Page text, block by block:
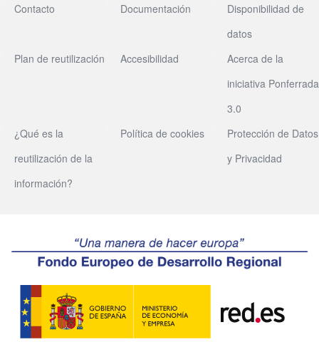
Contacto Documentación
Disponibilidad de
datos
Plan de reutilización
Accesibilidad
Acerca de la
iniciativa Ponferrada
3.0
¿Qué es la
reutilización de la
información?
Política de cookies
Protección de Datos
y Privacidad